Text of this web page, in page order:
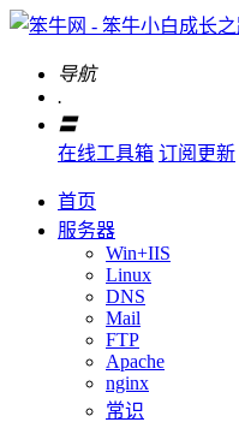
导航
.
〓
在线工具箱 订阅更新
首页
服务器
Win+IIS
Linux
DNS
Mail
FTP
Apache
nginx
常识